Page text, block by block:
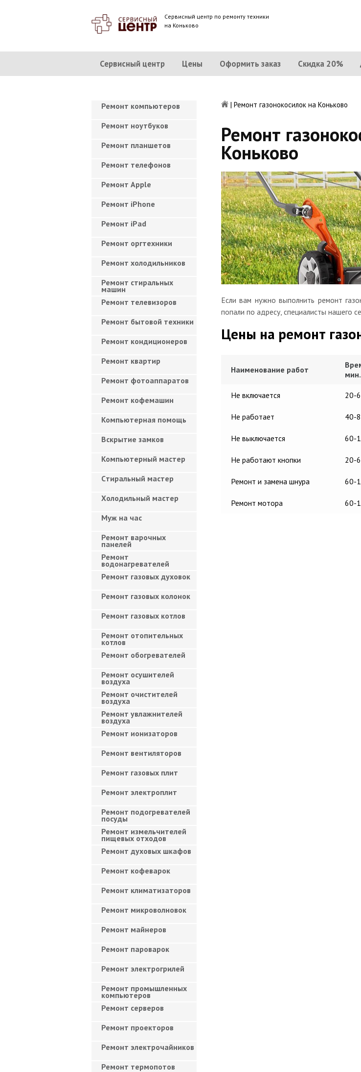
Сервисный центр по ремонту техники
на Коньково
Сервисный центр Цены Оформить заказ Скидка 20%
| Ремонт газонокосилок на Коньково
Ремонт
Коньково
Если вам нужно выполнить ремонт
попали по адресу, специалисты нашего
Цены на ремонт
Наименование работ
мин.
Не включается 20-
Не работает 40-
Не выключается 60-
Не работают кнопки 20-
Ремонт и замена шнура 60-
Ремонт мотора 60-
Ремонт компьютеров
Ремонт ноутбуков
Ремонт планшетов
Ремонт телефонов
Ремонт Apple
Ремонт iPhone
Ремонт iPad
Ремонт оргтехники
Ремонт холодильников
Ремонт стиральных
машин
Ремонт телевизоров
Ремонт бытовой техники
Ремонт кондиционеров
Ремонт квартир
Ремонт фотоаппаратов
Ремонт кофемашин
Компьютерная помощь
Вскрытие замков
Компьютерный мастер
Cтиральный мастер
Холодильный мастер
Муж на час
Ремонт варочных
панелей
Ремонт
водонагревателей
Ремонт газовых духовок
Ремонт газовых колонок
Ремонт газовых котлов
Ремонт отопительных
котлов
Ремонт обогревателей
Ремонт осушителей
воздуха
Ремонт очистителей
воздуха
Ремонт увлажнителей
воздуха
Ремонт ионизаторов
Ремонт вентиляторов
Ремонт газовых плит
Ремонт электроплит
Ремонт подогревателей
посуды
Ремонт измельчителей
пищевых отходов
Ремонт духовых шкафов
Ремонт кофеварок
Ремонт климатизаторов
Ремонт микроволновок
Ремонт майнеров
Ремонт пароварок
Ремонт электрогрилей
Ремонт промышленных
компьютеров
Ремонт серверов
Ремонт проекторов
Ремонт электрочайников
Ремонт термопотов